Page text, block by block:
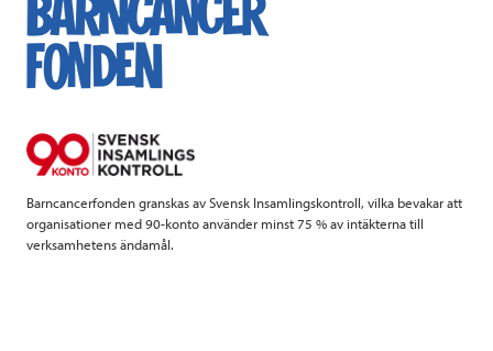
b
k
t
e
Barncancerfonden granskas av Svensk Insamlingskontroll, vilka bevakar att
organisationer med 90-konto använder minst 75 % av intäkterna till
verksamhetens ändamål.